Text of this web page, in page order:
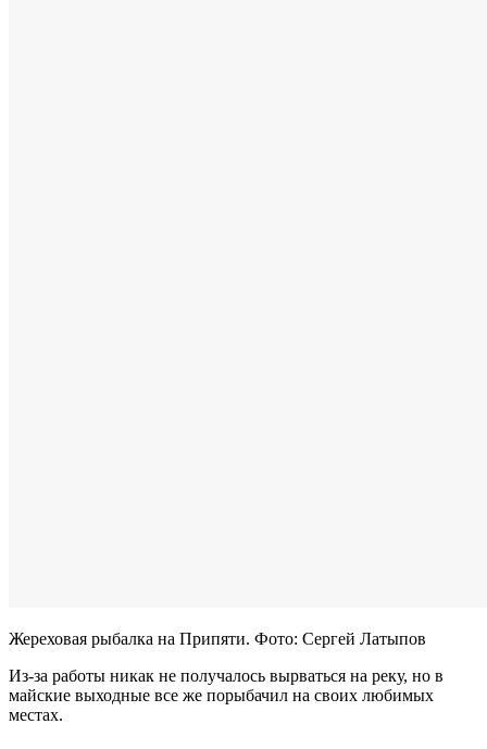
Жереховая рыбалка на Припяти. Фото: Сергей Латыпов
Из-за работы никак не получалось вырваться на реку, но в
майские выходные все же порыбачил на своих любимых
местах.